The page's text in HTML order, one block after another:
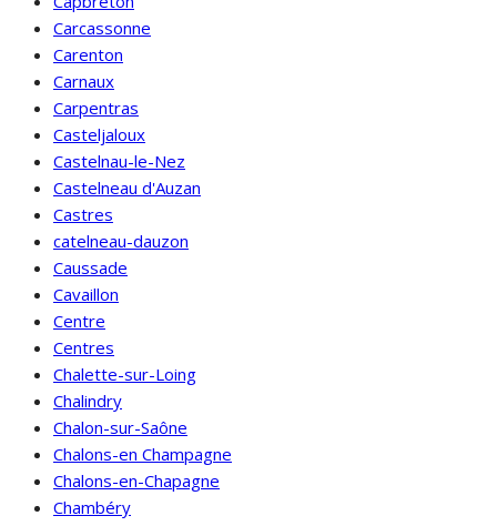
Carcassonne
Carenton
Carnaux
Carpentras
Casteljaloux
Castelnau-le-Nez
Castelneau d'Auzan
Castres
catelneau-dauzon
Caussade
Cavaillon
Centre
Centres
Chalette-sur-Loing
Chalindry
Chalon-sur-Saône
Chalons-en Champagne
Chalons-en-Chapagne
Chambéry